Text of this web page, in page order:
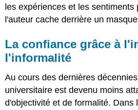
les expériences et les sentiments
l'auteur cache derrière un
La confiance grâce à
l'informalité
Au cours des dernières
universitaire est devenu moins
d'objectivité et de formalité. Dans